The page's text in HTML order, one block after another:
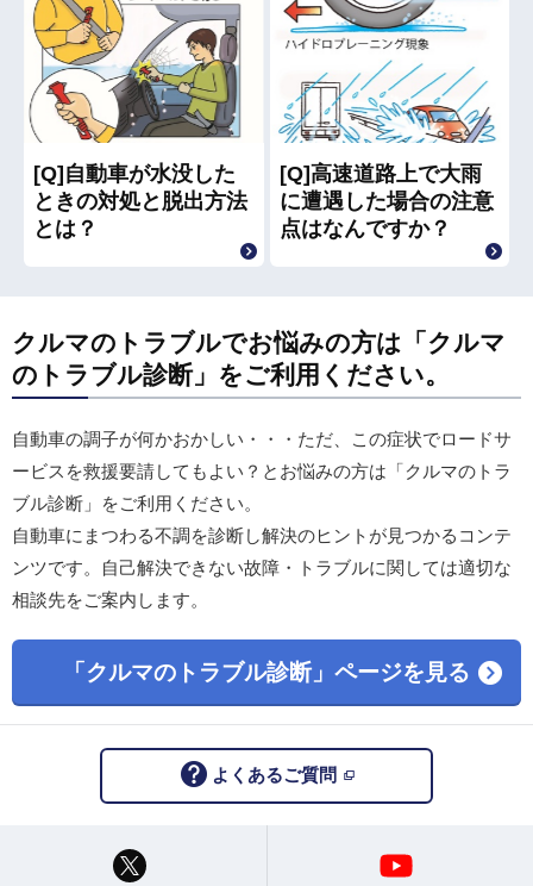
[Q]自動車が水没した
ときの対処と脱出方法
とは？
[Q]高速道路上で大雨
に遭遇した場合の注意
点はなんですか？
クルマのトラブルでお悩みの方は「クルマ
のトラブル診断」をご利用ください。
自動車の調子が何かおかしい・・・ただ、この症状でロードサ
ービスを救援要請してもよい？とお悩みの方は「クルマのトラ
ブル診断」をご利用ください。
自動車にまつわる不調を診断し解決のヒントが見つかるコンテ
ンツです。自己解決できない故障・トラブルに関しては適切な
相談先をご案内します。
「クルマのトラブル診断」ページを見る
よくあるご質問